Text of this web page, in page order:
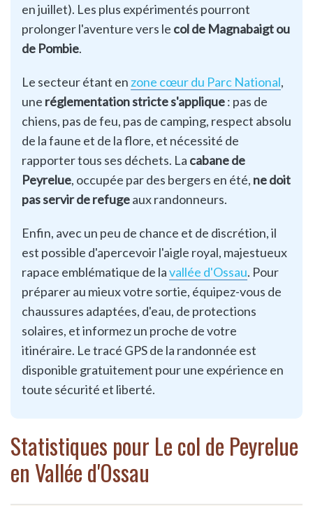
en juillet). Les plus expérimentés pourront
prolonger l'aventure vers le col de Magnabaigt ou
de Pombie.
Le secteur étant en zone cœur du Parc National,
une réglementation stricte s'applique: pas de
chiens, pas de feu, pas de camping, respect absolu
de la faune et de la flore, et nécessité de
rapporter tous ses déchets. La cabane de
Peyrelue, occupée par des bergers en été, ne doit
pas servir de refugeaux randonneurs.
Enfin, avec un peu de chance et de discrétion, il
est possible d'apercevoir l'aigle royal, majestueux
rapace emblématique de lavallée d'Ossau. Pour
préparer au mieux votre sortie, équipez-vous de
chaussures adaptées, d'eau, de protections
solaires, et informez un proche de votre
itinéraire. Le tracé GPS de la randonnée est
disponible gratuitement pour une expérience en
toute sécurité et liberté.
Statistiques pour Le col de Peyrelue
en Vallée d'Ossau